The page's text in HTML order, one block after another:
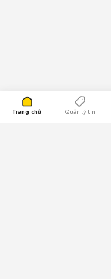
Trang chủ Quản lý tin